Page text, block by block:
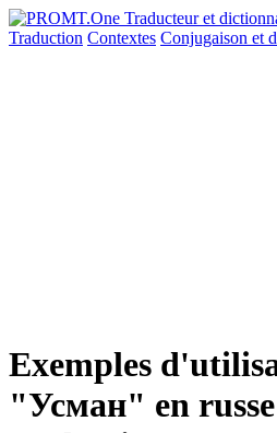
Traduction Contextes Conjugaison et
Exemples
"Усман" en